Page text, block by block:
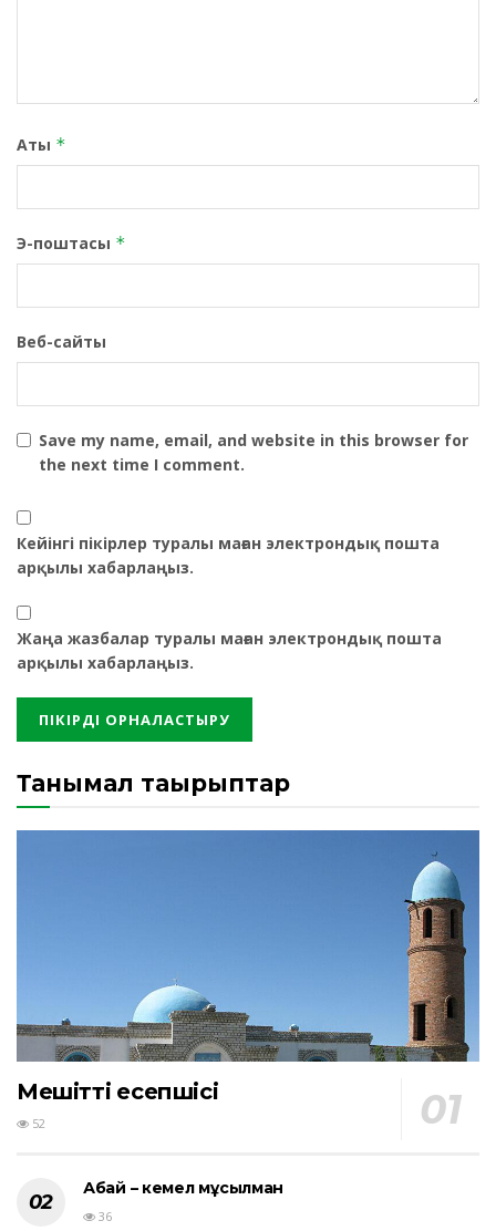
Аты *
Э-поштасы *
Веб-сайты
Save my name, email, and website in this browser for
the next time I comment.
Кейінгі пікірлер туралы маған электрондық пошта
арқылы хабарлаңыз.
Жаңа жазбалар туралы маған электрондық пошта
арқылы хабарлаңыз.
Танымал тақырыптар
Мешіттің есепшісі
52
Абай – кемел мұсылман
36